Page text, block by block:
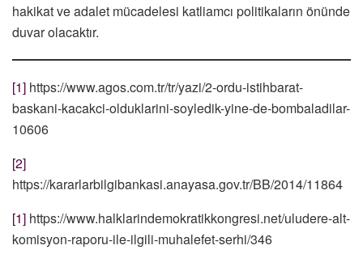
hakikat ve adalet mücadelesi katliamcı politikaların önünde
duvar olacaktır.
[1] https://www.agos.com.tr/tr/yazi/2-ordu-istihbarat-
baskani-kacakci-olduklarini-soyledik-yine-de-bombaladilar-
10606
[2]
https://kararlarbilgibankasi.anayasa.gov.tr/BB/2014/11864
[1] https://www.halklarindemokratikkongresi.net/uludere-alt-
komisyon-raporu-ile-ilgili-muhalefet-serhi/346